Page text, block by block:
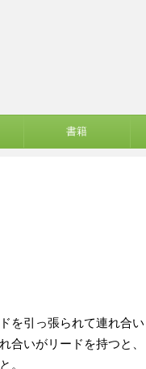
書籍
を引っ張られて連れ合い
合いがリードを持つと、
。